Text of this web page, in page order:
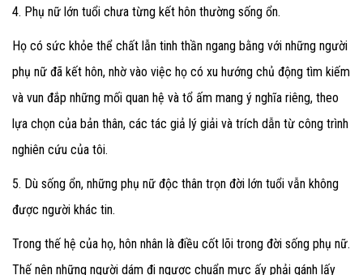
4. Phụ nữ lớn tuổi chưa từng kết hôn thường sống ổn.
Họ có sức khỏe thể chất lẫn tinh thần ngang bằng với những người
phụ nữ đã kết hôn, nhờ vào việc họ có xu hướng chủ động tìm kiếm
và vun đắp những mối quan hệ và tổ ấm mang ý nghĩa riêng, theo
lựa chọn của bản thân, các tác giả lý giải và trích dẫn từ công trình
nghiên cứu của tôi.
5. Dù sống ổn, những phụ nữ độc thân trọn đời lớn tuổi vẫn không
được người khác tin.
Trong thế hệ của họ, hôn nhân là điều cốt lõi trong đời sống phụ nữ.
Thế nên những người dám đi ngược chuẩn mực ấy phải gánh lấy